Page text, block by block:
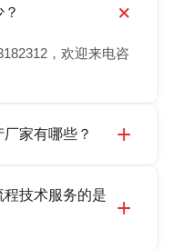
，欢迎来电咨
家有哪些？
铅芯、LNR 天然、
震支座，资质齐
技术服务的是